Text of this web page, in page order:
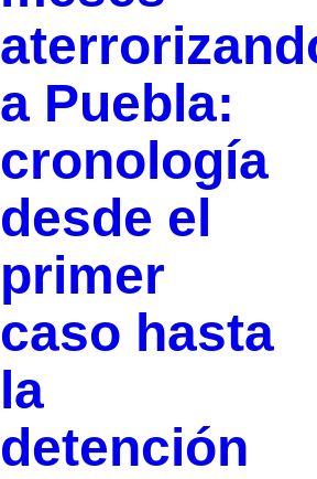
a Puebla:
cronología
desde el
primer
caso hasta
la
detención